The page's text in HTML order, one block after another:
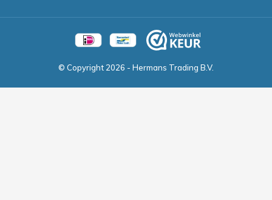
© Copyright 2026 - Hermans Trading B.V.